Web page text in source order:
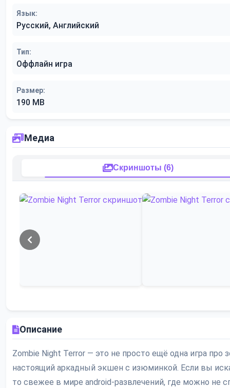
Язык:
Русский, Английский
Тип:
Оффлайн игра
Размер:
190 MB
Медиа
Скриншоты (6)
Описание
Zombie Night Terror — это не просто ещё одна игра про
настоящий аркадный экшен с изюминкой. Если вы
то свежее в мире android-развлечений, где можно не